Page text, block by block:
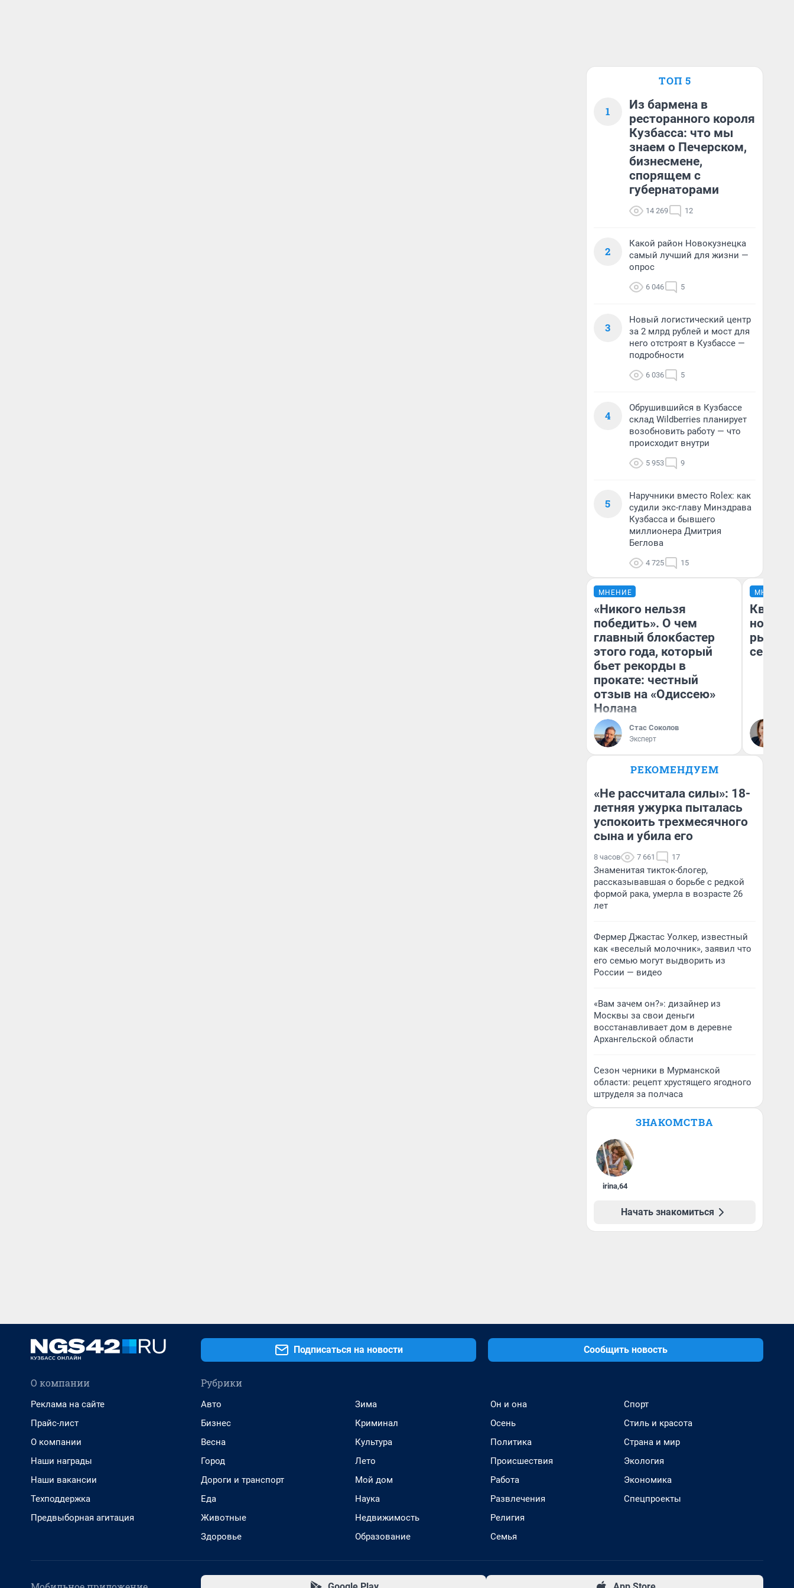
ТОП 5
1
Из бармена в
ресторанного короля
Кузбасса: что мы
знаем о Печерском,
бизнесмене,
спорящем с
губернаторами
14 269 12
2
Какой район Новокузнецка
самый лучший для жизни —
опрос
6 046 5
3
Новый логистический центр
за 2 млрд рублей и мост для
него отстроят в Кузбассе —
подробности
6 036 5
4
Обрушившийся в Кузбассе
склад Wildberries планирует
возобновить работу — что
происходит внутри
5 953 9
5
Наручники вместо Rolex: как
судили экс-главу Минздрава
Кузбасса и бывшего
миллионера Дмитрия
Беглова
4 725 15
МНЕНИЕ
«Никого нельзя
победить». О чем
главный блокбастер
этого года, который
бьет рекорды в
прокате: честный
отзыв на «Одиссею»
Нолана
Стас Соколов
Эксперт
МНЕНИЕ
но
рынок
РЕКОМЕНДУЕМ
«Не рассчитала силы»: 18-
летняя ужурка пыталась
успокоить трехмесячного
сына и убила его
8 часов 7 661 17
Знаменитая тикток-блогер,
рассказывавшая о борьбе с редкой
формой рака, умерла в возрасте 26
лет
Фермер Джастас Уолкер, известный
как «веселый молочник», заявил что
его семью могут выдворить из
России — видео
«Вам зачем он?»: дизайнер из
Москвы за свои деньги
восстанавливает дом в деревне
Архангельской области
Сезон черники в Мурманской
области: рецепт хрустящего ягодного
штруделя за полчаса
ЗНАКОМСТВА
irina,64
Начать знакомиться
Подписаться на новости Сообщить новость
О компании
Реклама на сайте
Прайс-лист
О компании
Наши награды
Наши вакансии
Техподдержка
Предвыборная агитация
Рубрики
Авто
Бизнес
Весна
Город
Дороги и транспорт
Еда
Животные
Здоровье
Зима
Криминал
Культура
Лето
Мой дом
Наука
Недвижимость
Образование
Он и она
Осень
Политика
Происшествия
Работа
Развлечения
Религия
Семья
Спорт
Стиль и красота
Страна и мир
Экология
Экономика
Спецпроекты